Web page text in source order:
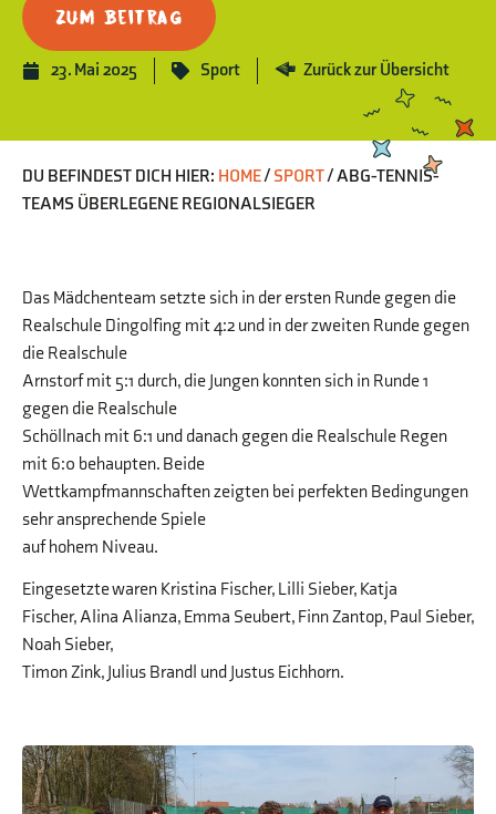
Zum Beitrag
23. Mai 2025 Sport Zurück zur Übersicht
DU BEFINDEST DICH HIER: HOME/ SPORT/ABG-TENNIS-
TEAMS ÜBERLEGENE REGIONALSIEGER
Das Mädchenteam setzte sich in der ersten Runde gegen die
Realschule Dingolfing mit 4:2 und in der zweiten Runde gegen
die Realschule
Arnstorf mit 5:1 durch, die Jungen konnten sich in Runde 1
gegen die Realschule
Schöllnach mit 6:1 und danach gegen die Realschule Regen
mit 6:0 behaupten. Beide
Wettkampfmannschaften zeigten bei perfekten Bedingungen
sehr ansprechende Spiele
auf hohem Niveau.
Eingesetzte waren Kristina Fischer, Lilli Sieber, Katja
Fischer, Alina Alianza, Emma Seubert, Finn Zantop, Paul Sieber,
Noah Sieber,
Timon Zink, Julius Brandl und Justus Eichhorn.